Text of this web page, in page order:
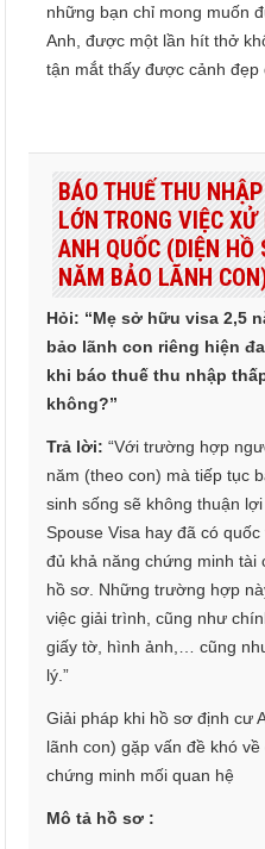
những bạn chỉ mong muốn
Anh, được một lần hít thở
tận mắt thấy được cảnh đẹp
BÁO THUẾ THU
LỚN TRONG VIỆC
ANH QUỐC (DIỆN
NĂM BẢO LÃNH
Hỏi: “Mẹ sở hữu visa 2,5
bảo lãnh con riêng hiện
khi báo thuế thu nhập
không?”
Trả lời: “Với trường hợp
năm (theo con) mà tiếp tục
sinh sống sẽ không thuận
Spouse Visa hay đã có
đủ khả năng chứng minh
hồ sơ. Những trường hợp
việc giải trình, cũng như
giấy tờ, hình ảnh,… cũng
lý.”
Giải pháp khi hồ sơ định cư
lãnh con) gặp vấn đề khó
chứng minh mối quan hệ
Mô tả hồ sơ :